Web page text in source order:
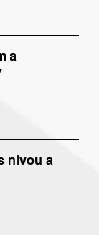
a
nivou a